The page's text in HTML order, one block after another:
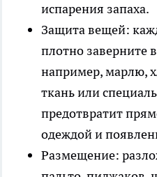
испарения запаха.
Защита вещей:
плотно заверните
например, марлю,
ткань или
предотвратит
одеждой и
Размещение: